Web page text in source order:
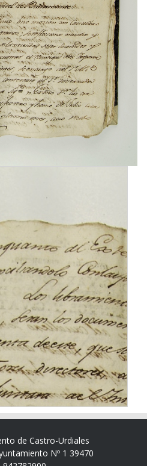
de Castro-Urdiales
Nº 1 39470